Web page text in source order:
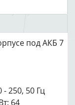
под АКБ 7
250, 50 Гц
64